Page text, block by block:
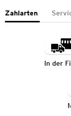
Zahlarten
In der